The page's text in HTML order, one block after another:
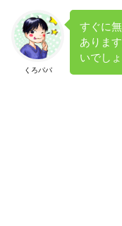
くろパパ
すぐに
ありま
いでし